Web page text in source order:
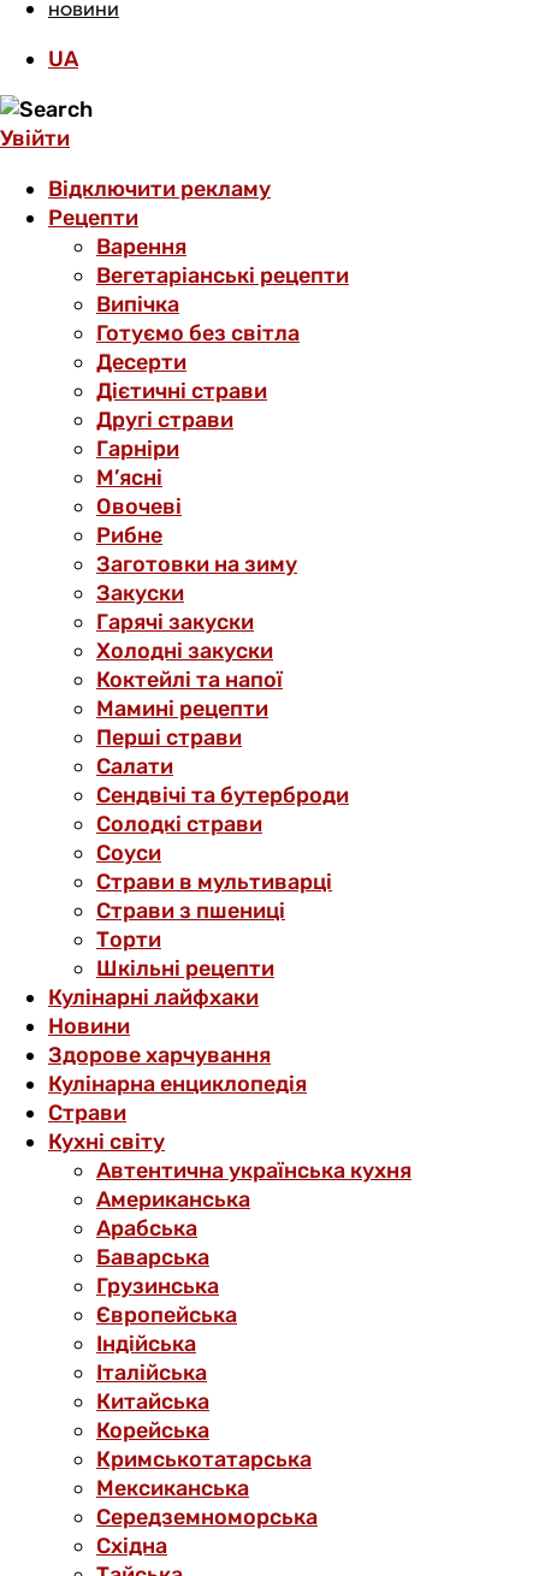
НОВИНИ
UA
Увійти
Відключити рекламу
Рецепти
Варення
Вегетаріанські рецепти
Випічка
Готуємо без світла
Десерти
Дієтичні страви
Другі страви
Гарніри
М’ясні
Овочеві
Рибне
Заготовки на зиму
Закуски
Гарячі закуски
Холодні закуски
Коктейлі та напої
Мамині рецепти
Перші страви
Салати
Сендвічі та бутерброди
Солодкі страви
Соуси
Страви в мультиварці
Страви з пшениці
Торти
Шкільні рецепти
Кулінарні лайфхаки
Новини
Здорове харчування
Кулінарна енциклопедія
Страви
Кухні світу
Автентична українська кухня
Американська
Арабська
Баварська
Грузинська
Європейська
Індійська
Італійська
Китайська
Корейська
Кримськотатарська
Мексиканська
Середземноморська
Східна